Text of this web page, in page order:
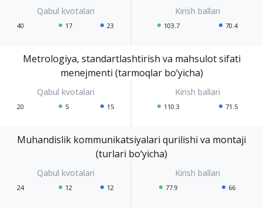
40 17 23 103.7 70.4
Metrologiya, standartlashtirish va mahsulot sifati
menejmenti (tarmoqlar bo‘yicha)
20 5 15 110.3 71.5
Muhandislik kommunikatsiyalari qurilishi va montaji
(turlari bo‘yicha)
24 12 12 77.9 66